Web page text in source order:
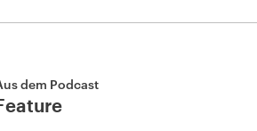
dem Podcast
Feature